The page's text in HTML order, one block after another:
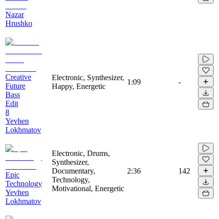
Nazar
Hrushko
Creative
Future
Bass
Edit
8
Yevhen
Lokhmatov
Electronic, Synthesizer,
Happy, Energetic
1:09 -
Epic
Technology
Yevhen
Lokhmatov
Electronic, Drums,
Synthesizer,
Documentary,
Technology,
Motivational, Energetic
2:36 142